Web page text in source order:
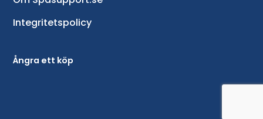
Integritetspolicy
Ångra ett köp